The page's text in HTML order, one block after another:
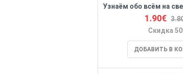
1.90€
Скидка
ДОБАВИТЬ В